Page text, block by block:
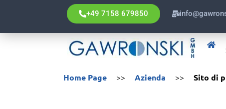
+49 7158 679850
Home Page >> Azienda >> Sito di